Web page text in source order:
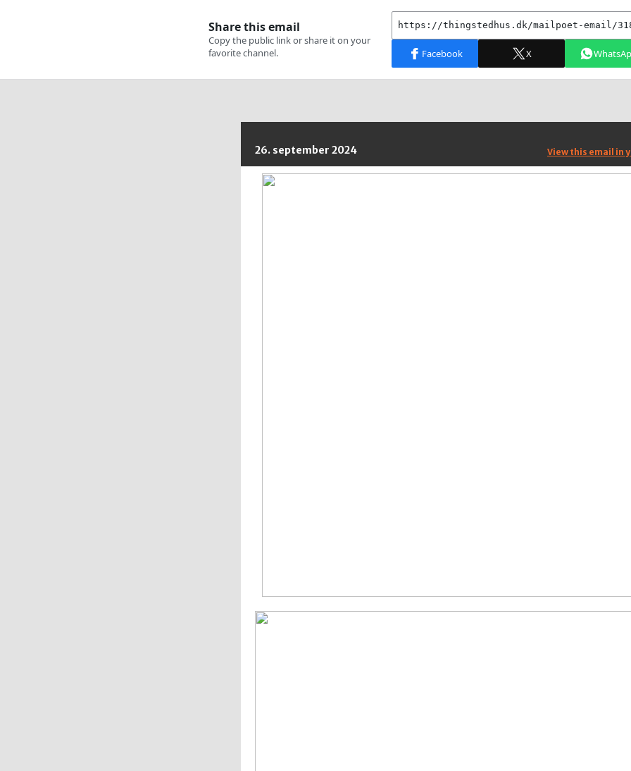
26. september 2024 View this email in